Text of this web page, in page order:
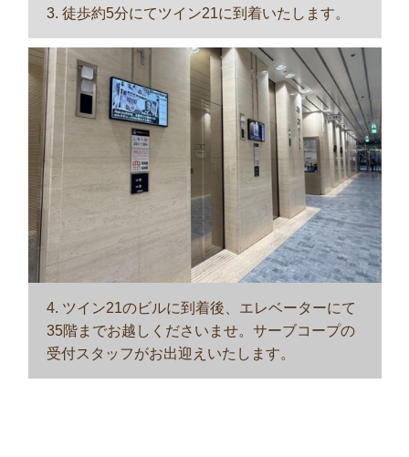
3. 徒歩約5分にてツイン21に到着いたします。
4. ツイン21のビルに到着後、エレベーターにて
35階までお越しくださいませ。サーブコープの
受付スタッフがお出迎えいたします。